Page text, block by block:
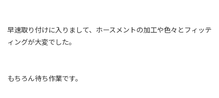
早速取り付けに入りまして、ホースメントの加工や色々とフィッテ
ィングが大変でした。
もちろん待ち作業です。